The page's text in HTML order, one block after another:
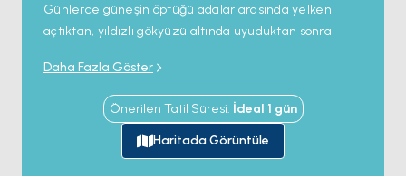
Günlerce güneşin öptüğü adalar arasında yelken
açtıktan, yıldızlı gökyüzü altında uyuduktan sonra
Tekneniz usulca limana yanaşırken, yanınızda sadece
bronz bir ten değil; denizin huzurunu, güneşin
sıcaklığını ve güvertede paylaşılan unutulmaz anıların
coşkusunu da getiriyorsunuz.
Rüzgârda bir sihir var, keşfin sessiz heyecanı ve
Daha Fazla Göster
Önerilen Tatil Süresi: İdeal 1 gün
Haritada Görüntüle